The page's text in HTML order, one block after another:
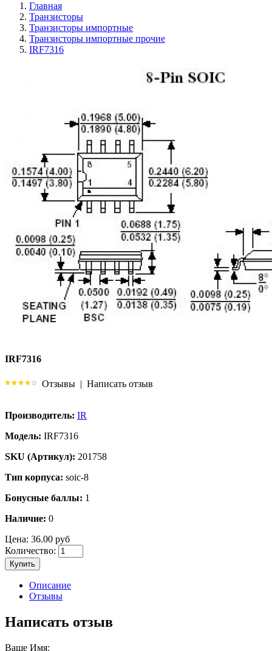
Главная
Транзисторы
Транзисторы импортные
Транзисторы импортные прочие
IRF7316
IRF7316
Отзывы | Написать отзыв
Производитель: IR
Модель: IRF7316
SKU (Артикул): 201758
Тип корпуса: soic-8
Бонусные баллы: 1
Наличие: 0
Цена: 36.00 руб
Количество:
Купить
Описание
Отзывы
Написать отзыв
Ваше Имя: